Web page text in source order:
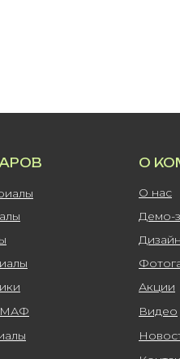
О
О нас
Видео
Акции
МАФ
Демо-